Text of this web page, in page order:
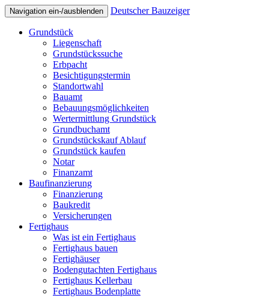
Navigation ein-/ausblenden Deutscher Bauzeiger
Grundstück
Liegenschaft
Grundstückssuche
Erbpacht
Besichtigungstermin
Standortwahl
Bauamt
Bebauungsmöglichkeiten
Wertermittlung Grundstück
Grundbuchamt
Grundstückskauf Ablauf
Grundstück kaufen
Notar
Finanzamt
Baufinanzierung
Finanzierung
Baukredit
Versicherungen
Fertighaus
Was ist ein Fertighaus
Fertighaus bauen
Fertighäuser
Bodengutachten Fertighaus
Fertighaus Kellerbau
Fertighaus Bodenplatte